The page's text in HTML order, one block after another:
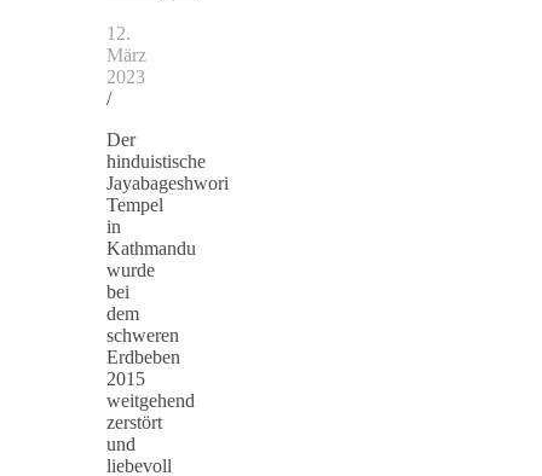
12.
März
2023
/
Der
hinduistische
Jayabageshwori
Tempel
in
Kathmandu
wurde
bei
dem
schweren
Erdbeben
2015
weitgehend
zerstört
und
liebevoll